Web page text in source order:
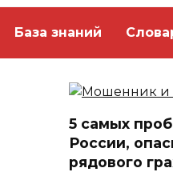
База знаний
5 самых
России,
рядового